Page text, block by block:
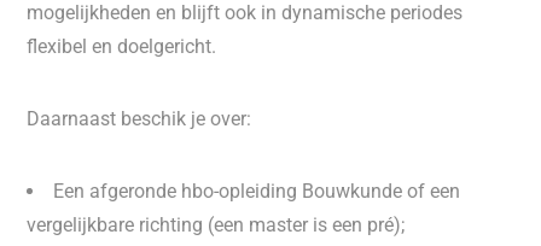
mogelijkheden en blijft ook in dynamische periodes
flexibel en doelgericht.
Daarnaast beschik je over:
Een afgeronde hbo-opleiding Bouwkunde of een
vergelijkbare richting (een master is een pré);